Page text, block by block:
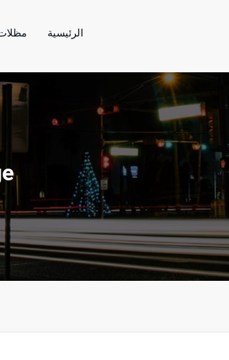
مظلات الحارثي نقوم بتنفيذ اعمال
الرئيسية